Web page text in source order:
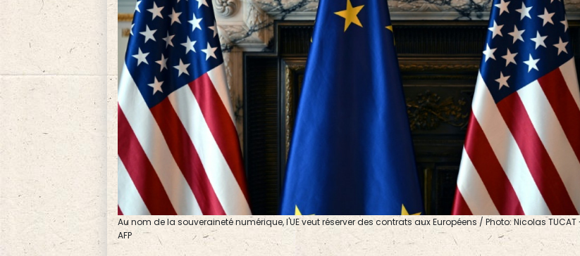
Au nom de la souveraineté numérique, l'UE veut réserver des contrats aux Européens / Photo: Nicolas TUCAT
AFP